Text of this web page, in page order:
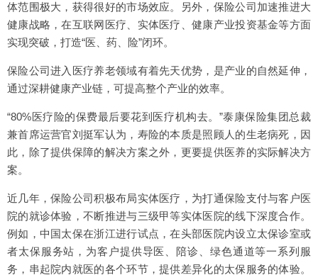
体范围极大，获得很好的市场效应。另外，保险公司加速推进大
健康战略，在互联网医疗、实体医疗、健康产业投资基金等方面
实现突破，打造“医、药、险”闭环。
保险公司进入医疗养老领域有着先天优势，是产业的自然延伸，
通过深耕健康产业链，可提高整个产业的效率。
“80%医疗险的保费最后要花到医疗机构去。”泰康保险集团总裁
兼首席运营官刘挺军认为，寿险的本质是照顾人的生老病死，因
此，除了提供保障的解决方案之外，更要提供医养的实际解决方
案。
近几年，保险公司积极布局实体医疗，为打通保险支付与客户医
院的就诊体验，不断推进与三级甲等实体医院的线下深度合作。
例如，中国太保在浙江进行试点，在头部医院内设立太保诊室或
者太保服务站，为客户提供导医、陪诊、绿色通道等一系列服
务，串起院内就医的各个环节，提供差异化的太保服务的体验。